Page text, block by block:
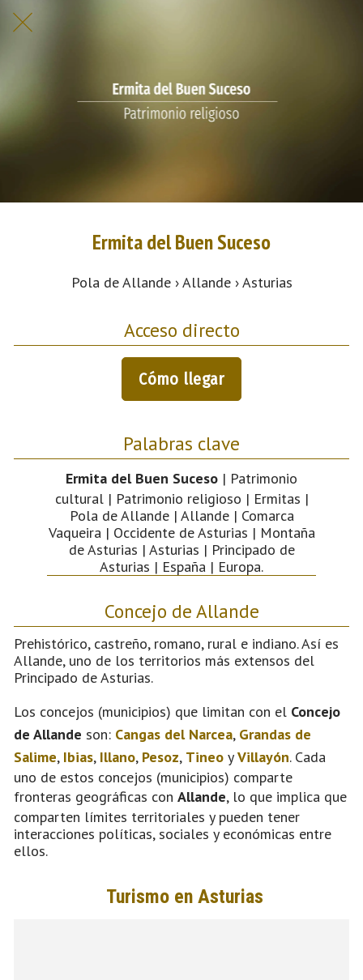
Ermita del Buen Suceso
Pola de Allande › Allande › Asturias
Acceso directo
Cómo llegar
Palabras clave
Ermita del Buen Suceso | Patrimonio
cultural | Patrimonio religioso | Ermitas |
Pola de Allande | Allande | Comarca
Vaqueira | Occidente de Asturias | Montaña
de Asturias | Asturias | Principado de
Asturias | España | Europa.
Concejo de Allande
Prehistórico, castreño, romano, rural e indiano. Así es
Allande, uno de los territorios más extensos del
Principado de Asturias.
Los concejos (municipios) que limitan con el Concejo
de Allande son: Cangas del Narcea, Grandas de
Salime, Ibias, Illano, Pesoz, Tineo yVillayón. Cada
uno de estos concejos (municipios) comparte
fronteras geográficas con Allande, lo que implica que
comparten límites territoriales y pueden tener
interacciones políticas, sociales y económicas entre
ellos.